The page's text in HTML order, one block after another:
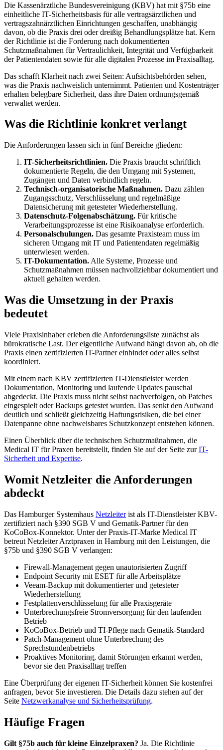
Die Kassenärztliche Bundesvereinigung (KBV) hat mit §75b eine
einheitliche IT-Sicherheitsbasis für alle vertragsärztlichen und
vertragszahnärztlichen Einrichtungen geschaffen, unabhängig
davon, ob die Praxis drei oder dreißig Behandlungsplätze hat. Kern
der Richtlinie ist die Forderung nach dokumentierten
Schutzmaßnahmen für Vertraulichkeit, Integrität und Verfügbarkeit
der Patientendaten sowie für alle digitalen Prozesse im Praxisalltag.
Das schafft Klarheit nach zwei Seiten: Aufsichtsbehörden sehen,
was die Praxis nachweislich unternimmt. Patienten und Kostenträger
erhalten belegbare Sicherheit, dass ihre Daten ordnungsgemäß
verwaltet werden.
Was die Richtlinie konkret verlangt
Die Anforderungen lassen sich in fünf Bereiche gliedern:
IT-Sicherheitsrichtlinien. Die Praxis braucht schriftlich
dokumentierte Regeln, die den Umgang mit Systemen,
Zugängen und Daten verbindlich regeln.
Technisch-organisatorische Maßnahmen. Dazu zählen
Zugangsschutz, Verschlüsselung und regelmäßige
Datensicherung mit getesteter Wiederherstellung.
Datenschutz-Folgenabschätzung. Für kritische
Verarbeitungsprozesse ist eine Risikoanalyse erforderlich.
Personalschulungen. Das gesamte Praxisteam muss im
sicheren Umgang mit IT und Patientendaten regelmäßig
unterwiesen werden.
IT-Dokumentation. Alle Systeme, Prozesse und
Schutzmaßnahmen müssen nachvollziehbar dokumentiert und
aktuell gehalten werden.
Was die Umsetzung in der Praxis
bedeutet
Viele Praxisinhaber erleben die Anforderungsliste zunächst als
bürokratische Last. Der eigentliche Aufwand hängt davon ab, ob die
Praxis einen zertifizierten IT-Partner einbindet oder alles selbst
koordiniert.
Mit einem nach KBV zertifizierten IT-Dienstleister werden
Dokumentation, Monitoring und laufende Updates pauschal
abgedeckt. Die Praxis muss nicht selbst nachverfolgen, ob Patches
eingespielt oder Backups getestet wurden. Das senkt den Aufwand
deutlich und schließt gleichzeitig Haftungsrisiken, die bei einer
Datenpanne ohne nachweisbares Schutzkonzept entstehen können.
Einen Überblick über die technischen Schutzmaßnahmen, die
Medical IT für Praxen bereitstellt, finden Sie auf der Seite zurIT-
Sicherheit und Expertise.
Womit Netzleiter die Anforderungen
abdeckt
Das Hamburger Systemhaus Netzleiterist als IT-Dienstleister KBV-
zertifiziert nach §390 SGB V und Gematik-Partner für den
KoCoBox-Konnektor. Unter der Praxis-IT-Marke Medical IT
betreut Netzleiter Arztpraxen in Hamburg mit den Leistungen, die
§75b und §390 SGB V verlangen:
Firewall-Management gegen unautorisierten Zugriff
Endpoint Security mit ESET für alle Arbeitsplätze
Veeam-Backup mit dokumentierter und getesteter
Wiederherstellung
Festplattenverschlüsselung für alle Praxisgeräte
Unterbrechungsfreie Stromversorgung für den laufenden
Betrieb
KoCoBox-Betrieb und TI-Pflege nach Gematik-Standard
Patch-Management ohne Unterbrechung des
Sprechstundenbetriebs
Proaktives Monitoring, damit Störungen erkannt werden,
bevor sie den Praxisalltag treffen
Eine Überprüfung der eigenen IT-Sicherheit können Sie kostenfrei
anfragen, bevor Sie investieren. Die Details dazu stehen auf der
Seite Netzwerkanalyse und Sicherheitsprüfung.
Häufige Fragen
Gilt §75b auch für kleine Einzelpraxen? Ja. Die Richtlinie